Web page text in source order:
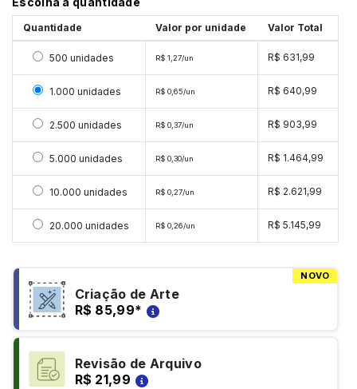
Quantidade Valor por unidade Valor Total
Selecionar 500 unidades
500 unidades R$ 1,27/un R$ 631,99
Selecionar 1000 unidades
1.000 unidades R$ 0,65/un R$ 640,99
Selecionar 2500 unidades
2.500 unidades R$ 0,37/un R$ 903,99
Selecionar 5000 unidades
5.000 unidades R$ 0,30/un R$ 1.464,99
Selecionar 10000 unidades
10.000 unidades R$ 0,27/un R$ 2.621,99
Selecionar 20000 unidades
20.000 unidades R$ 0,26/un R$ 5.145,99
NOVO
Criação de Arte
R$ 85,99*
Revisão de Arquivo
R$ 21,99